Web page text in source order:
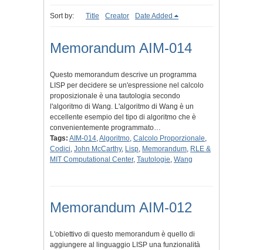
Sort by: Title Creator Date Added
Memorandum AIM-014
Questo memorandum descrive un programma
LISP per decidere se un'espressione nel calcolo
proposizionale è una tautologia secondo
l'algoritmo di Wang. L'algoritmo di Wang è un
eccellente esempio del tipo di algoritmo che è
convenientemente programmato…
Tags: AIM-014,Algoritmo, Calcolo Proporzionale,
Codici, John McCarthy, Lisp, Memorandum, RLE &
MIT Computational Center, Tautologie, Wang
Memorandum AIM-012
L'obiettivo di questo memorandum è quello di
aggiungere al linguaggio LISP una funzionalità